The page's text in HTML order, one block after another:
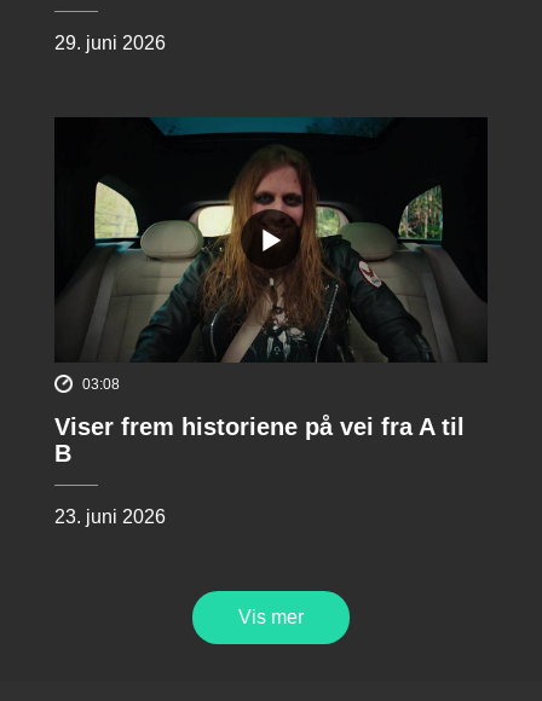
29. juni 2026
03:08
Viser frem historiene på vei fra A til
B
23. juni 2026
Vis mer